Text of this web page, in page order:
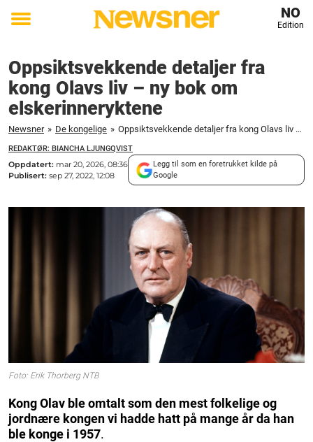
Toggle
NO
Edition
Oppsiktsvekkende detaljer fra
kong Olavs liv – ny bok om
elskerinneryktene
Newsner » De kongelige » Oppsiktsvekkende detaljer fra kong Olavs liv – ny bok om elskerinneryktene
REDAKTØR: BIANCHA LJUNGQVIST
Oppdatert: mar 20, 2026, 08:36
Publisert: sep 27, 2022, 12:08
Legg til som en foretrukket kilde på
Google
Foto: Erik Thorberg NTB
Kong Olav ble omtalt som den mest folkelige og
jordnære kongen vi hadde hatt på mange år da han
ble konge i 1957.